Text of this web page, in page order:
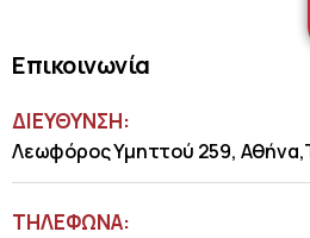
Επικοινωνία
ΔΙΕΥΘΥΝΣΗ:
Λεωφόρος Υμηττού 259,
ΤΗΛΈΦΩΝΑ: